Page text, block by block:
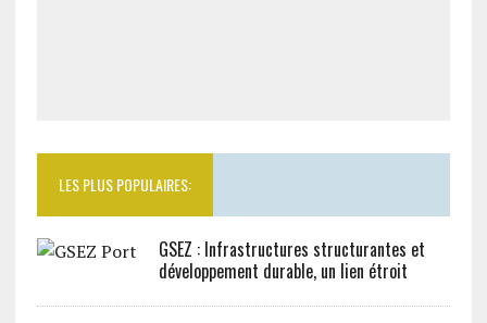
LES PLUS POPULAIRES:
GSEZ : Infrastructures structurantes et
développement durable, un lien étroit